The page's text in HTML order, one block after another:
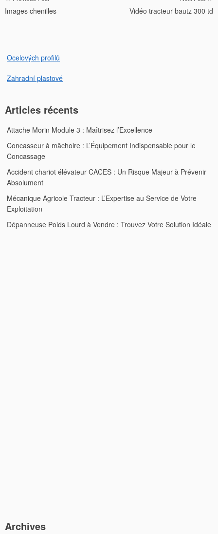
de
Images chenilles Vidéo tracteur bautz 300 td
Ocelových profilů
Zahradní plastové
Articles récents
Attache Morin Module 3 : Maîtrisez l’Excellence
Concasseur à mâchoire : L’Équipement Indispensable pour le
Concassage
Accident chariot élévateur CACES : Un Risque Majeur à Prévenir
Absolument
Mécanique Agricole Tracteur : L’Expertise au Service de Votre
Exploitation
Dépanneuse Poids Lourd à Vendre : Trouvez Votre Solution Idéale
Archives